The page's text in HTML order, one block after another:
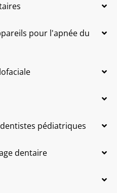
pour l'apnée du
pédiatriques
dentaire